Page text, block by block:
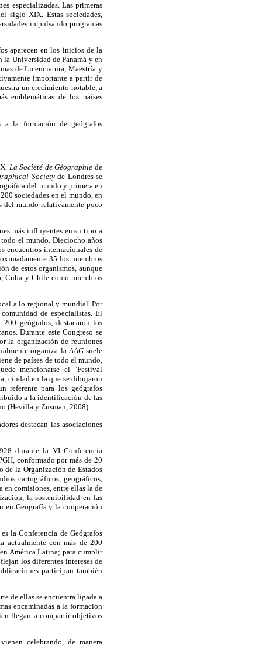
especializadas. Las primeras
siglo XIX. Estas sociedades,
impulsando programas
aparecen en los inicios de la
la Universidad de Panamá y en
de Licenciatura, Maestría y
importante a partir de
un crecimiento notable, a
emblemáticas de los países
a la formación de geógrafos
La Societé de Géographie de
Societyde Londres se
del mundo y primera en
sociedades en el mundo, en
del mundo relativamente poco
más influyentes en su tipo a
el mundo. Dieciocho años
encuentros internacionales de
35 los miembros
de estos organismos, aunque
Cuba y Chile como miembros
a lo regional y mundial. Por
de especialistas. El
geógrafos; destacaron los
Durante este Congreso se
la organización de reuniones
organiza laAAGsuele
de países de todo el mundo,
mencionarse el "Festival
ciudad en la que se dibujaron
referente para los geógrafos
a la identificación de las
(Hevilla y Zusman, 2008).
destacan las asociaciones
durante la VI Conferencia
conformado por más de 20
de la Organización de Estados
cartográficos, geográficos,
en comisiones, entre ellas la de
la sostenibilidad en las
en Geografía y la cooperación
la Conferencia de Geógrafos
actualmente con más de 200
América Latina; para cumplir
los diferentes intereses de
participan también
de ellas se encuentra ligada a
encaminadas a la formación
llegan a compartir objetivos
celebrando, de manera